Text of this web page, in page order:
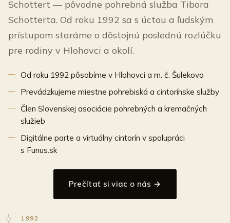
Schottert — pôvodne pohrebná služba Tibora
Schotterta. Od roku 1992 sa s úctou a ľudským
prístupom staráme o dôstojnú poslednú rozlúčku
pre rodiny v Hlohovci a okolí.
Od roku 1992 pôsobíme v Hlohovci a m. č. Šulekovo
Prevádzkujeme miestne pohrebiská a cintorínske služby
Člen Slovenskej asociácie pohrebných a kremačných
služieb
Digitálne parte a virtuálny cintorín v spolupráci
s Funus.sk
Prečítať si viac o nás →
1992